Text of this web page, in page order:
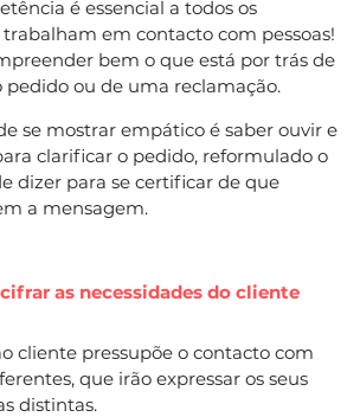
é essencial a todos os
em contacto com pessoas!
bem o que está por trás de
ou de uma reclamação.
se mostrar empático é saber ouvir e
clarificar o pedido, reformulado o
dizer para se certificar de que
a mensagem.
as necessidades do cliente
cliente pressupõe o contacto com
que irão expressar os seus
distintas.